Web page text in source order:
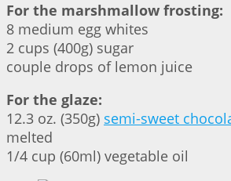
For the marshmallow frosting:
8 medium egg whites
2 cups (400g) sugar
couple drops of lemon juice
For the glaze:
12.3 oz. (350g) semi-sweet
melted
1/4 cup (60ml) vegetable oil